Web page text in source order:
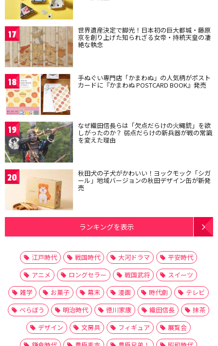
17 世界遺産決定で脚光！日本初の巨大都城・藤原
京を創り上げた知られざる女帝・持統天皇の凄
絶な執念
18 手ぬぐい専門店「かまわぬ」の人気柄がポスト
カードに『かまわぬ POSTCARD BOOK』発売
19 なぜ織田信長らは「欠点だらけの火縄銃」を欲
しがったのか？ 弱点だらけの新兵器が戦の常識
を変えた理由
20 秋田犬の子犬がかわいい！ヨックモック「シガ
ール」地域バージョンの秋田デザイン缶が新発
売
ランキングを表示
江戸時代 戦国時代 大河ドラマ
平安時代
アニメ
ロングセラー 戦国武将
スイーツ
雑学
お菓子 幕末 漫画 時代劇
テレビ
べらぼう
明治時代 徳川家康 織田信長
抹茶
デザイン
文房具 フィギュア
展覧会